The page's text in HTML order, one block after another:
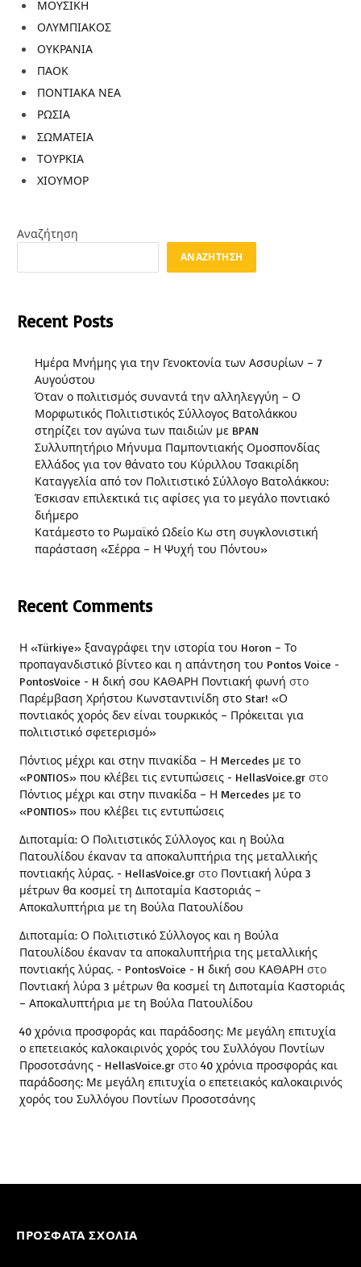
ΜΟΥΣΙΚΗ
ΟΛΥΜΠΙΑΚΟΣ
ΟΥΚΡΑΝΙΑ
ΠΑΟΚ
ΠΟΝΤΙΑΚΑ ΝΕΑ
ΡΩΣΙΑ
ΣΩΜΑΤΕΙΑ
ΤΟΥΡΚΙΑ
ΧΙΟΥΜΟΡ
Αναζήτηση
ΑΝΑΖΉΤΗΣΗ
Recent Posts
Ημέρα Μνήμης για την Γενοκτονία των Ασσυρίων – 7
Αυγούστου
Όταν ο πολιτισμός συναντά την αλληλεγγύη – Ο
Μορφωτικός Πολιτιστικός Σύλλογος Βατολάκκου
στηρίζει τον αγώνα των παιδιών με BPAN
Συλλυπητήριο Μήνυμα Παμποντιακής Ομοσπονδίας
Ελλάδος για τον θάνατο του Κύριλλου Τσακιρίδη
Καταγγελία από τον Πολιτιστικό Σύλλογο Βατολάκκου:
Έσκισαν επιλεκτικά τις αφίσες για το μεγάλο ποντιακό
διήμερο
Κατάμεστο το Ρωμαϊκό Ωδείο Κω στη συγκλονιστική
παράσταση «Σέρρα – Η Ψυχή του Πόντου»
Recent Comments
Η «Türkiye» ξαναγράφει την ιστορία του Horon – Το
προπαγανδιστικό βίντεο και η απάντηση του Pontos Voice -
PontosVoice - H δική σου ΚΑΘΑΡΗ Ποντιακή φωνή στο
Παρέμβαση Χρήστου Κωνσταντινίδη στο Star! «Ο
ποντιακός χορός δεν είναι τουρκικός – Πρόκειται για
πολιτιστικό σφετερισμό»
Πόντιος μέχρι και στην πινακίδα – Η Mercedes με το
«PONTIOS» που κλέβει τις εντυπώσεις - HellasVoice.gr στο
Πόντιος μέχρι και στην πινακίδα – Η Mercedes με το
«PONTIOS» που κλέβει τις εντυπώσεις
Διποταμία: Ο Πολιτιστικός Σύλλογος και η Βούλα
Πατουλίδου έκαναν τα αποκαλυπτήρια της μεταλλικής
ποντιακής λύρας. - HellasVoice.gr στο Ποντιακή λύρα 3
μέτρων θα κοσμεί τη Διποταμία Καστοριάς –
Αποκαλυπτήρια με τη Βούλα Πατουλίδου
Διποταμία: Ο Πολιτιστικό Σύλλογος και η Βούλα
Πατουλίδου έκαναν τα αποκαλυπτήρια της μεταλλικής
ποντιακής λύρας. - PontosVoice - H δική σου ΚΑΘΑΡΗ στο
Ποντιακή λύρα 3 μέτρων θα κοσμεί τη Διποταμία Καστοριάς
– Αποκαλυπτήρια με τη Βούλα Πατουλίδου
40 χρόνια προσφοράς και παράδοσης: Με μεγάλη επιτυχία
ο επετειακός καλοκαιρινός χορός του Συλλόγου Ποντίων
Προσοτσάνης - HellasVoice.gr στο 40 χρόνια προσφοράς και
παράδοσης: Με μεγάλη επιτυχία ο επετειακός καλοκαιρινός
χορός του Συλλόγου Ποντίων Προσοτσάνης
ΠΡΌΣΦΑΤΑ ΣΧΌΛΙΑ